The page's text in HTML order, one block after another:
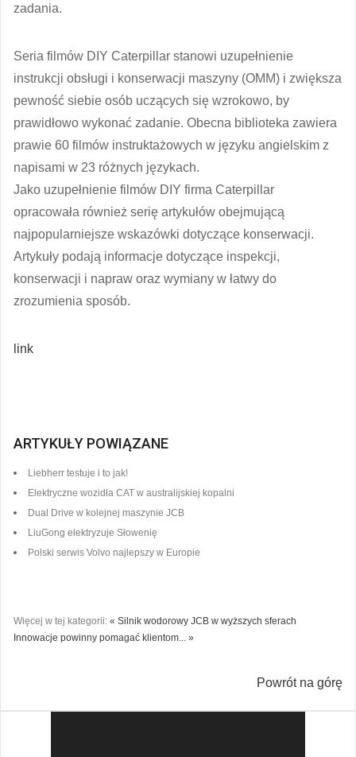
zadania.
Seria filmów DIY Caterpillar stanowi uzupełnienie
instrukcji obsługi i konserwacji maszyny (OMM) i zwiększa
pewność siebie osób uczących się wzrokowo, by
prawidłowo wykonać zadanie. Obecna biblioteka zawiera
prawie 60 filmów instruktażowych w języku angielskim z
napisami w 23 różnych językach.
Jako uzupełnienie filmów DIY firma Caterpillar
opracowała również serię artykułów obejmującą
najpopularniejsze wskazówki dotyczące konserwacji.
Artykuły podają informacje dotyczące inspekcji,
konserwacji i napraw oraz wymiany w łatwy do
zrozumienia sposób.
link
ARTYKUŁY POWIĄZANE
Liebherr testuje i to jak!
Elektryczne wozidła CAT w australijskiej kopalni
Dual Drive w kolejnej maszynie JCB
LiuGong elektryzuje Słowenię
Polski serwis Volvo najlepszy w Europie
Więcej w tej kategorii: « Silnik wodorowy JCB w wyższych sferach
Innowacje powinny pomagać klientom... »
Powrót na górę